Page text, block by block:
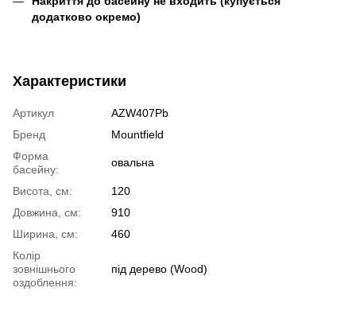
додатково окремо)
Характеристики
Артикул
AZW407Pb
Бренд
Mountfield
Форма
басейну:
овальна
Висота, см:
120
Довжина, см:
910
Ширина, см:
460
Колір
зовнішнього
оздоблення:
під дерево (Wood)